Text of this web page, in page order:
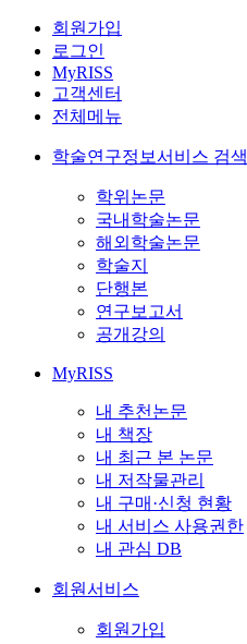
회원가입
로그인
MyRISS
고객센터
전체메뉴
학술연구정보서비스 검색
학위논문
국내학술논문
해외학술논문
학술지
단행본
연구보고서
공개강의
MyRISS
내 추천논문
내 책장
내 최근 본 논문
내 저작물관리
내 구매·신청 현황
내 서비스 사용권한
내 관심 DB
회원서비스
회원가입